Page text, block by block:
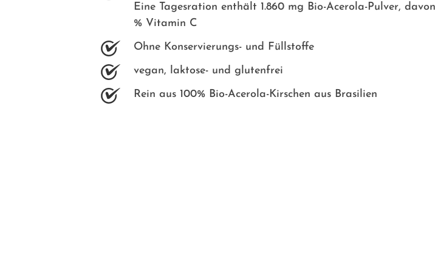
Eine Tagesration enthält 1.860 mg Bio-Acerola-Pulver,
% Vitamin C
Ohne Konservierungs- und Füllstoffe
vegan, laktose- und glutenfrei
Rein aus 100% Bio-Acerola-Kirschen aus Brasilien